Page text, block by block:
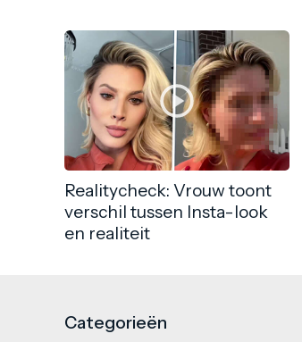
Realitycheck: Vrouw toont
verschil tussen Insta-look
en realiteit
Categorieën